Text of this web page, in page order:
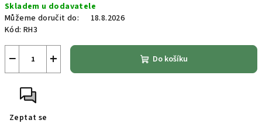
cena:
Skladem u dodavatele
Můžeme doručit do:
18.8.2026
Kód: RH3
+
− Do košíku
Zeptat se